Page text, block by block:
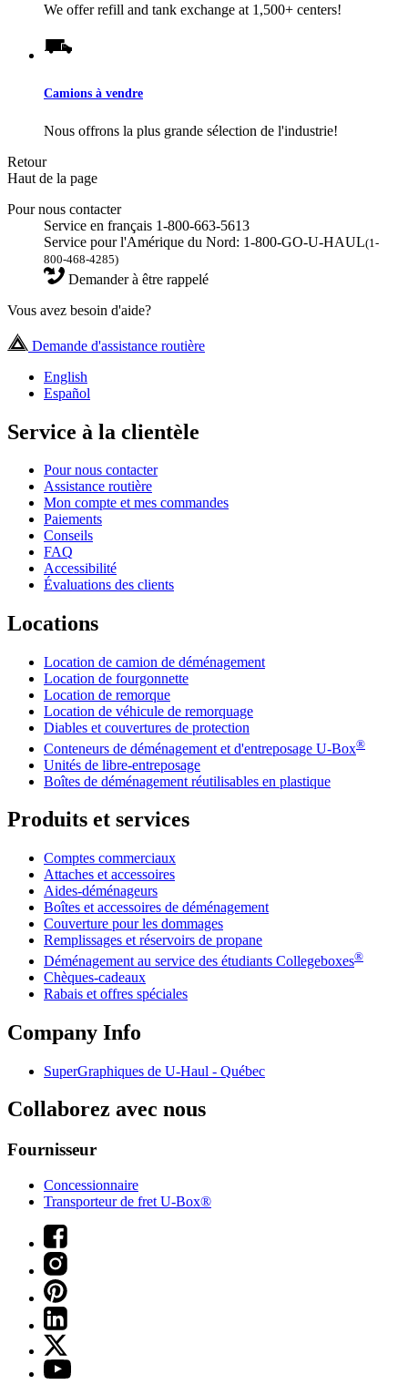
We offer refill and tank exchange at 1,500+ centers!
Camions à vendre
Nous offrons la plus grande sélection de l'industrie!
Retour
Haut de la page
Pour nous contacter
Service en français 1-800-663-5613
Service pour l'Amérique du Nord: 1-800-GO-U-HAUL(1-
800-468-4285)
Demander à être rappelé
Vous avez besoin d'aide?
Demande d'assistance routière
English
Español
Service à la clientèle
Pour nous contacter
Assistance routière
Mon compte et mes commandes
Paiements
Conseils
FAQ
Accessibilité
Évaluations des clients
Locations
Location de camion de déménagement
Location de fourgonnette
Location de remorque
Location de véhicule de remorquage
Diables et couvertures de protection
Conteneurs de déménagement et d'entreposage U-Box®
Unités de libre-entreposage
Boîtes de déménagement réutilisables en plastique
Produits et services
Comptes commerciaux
Attaches et accessoires
Aides-déménageurs
Boîtes et accessoires de déménagement
Couverture pour les dommages
Remplissages et réservoirs de propane
Déménagement au service des étudiants Collegeboxes®
Chèques-cadeaux
Rabais et offres spéciales
Company Info
SuperGraphiques de U-Haul - Québec
Collaborez avec nous
Fournisseur
Concessionnaire
Transporteur de fret U-Box®